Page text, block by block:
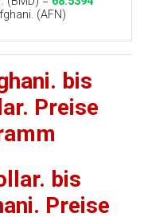
(AFN)
bis
Preise
bis
Preise